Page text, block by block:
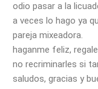
odio pasar a la
a veces lo hago ya
pareja mixeadora.
haganme feliz,
no recriminarles si
saludos, gracias y